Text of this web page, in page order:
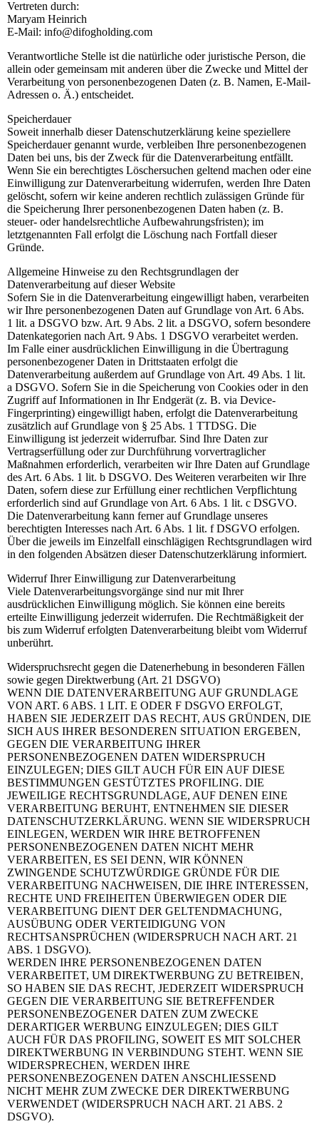
Vertreten durch:
Maryam Heinrich
E-Mail: info@difogholding.com
Verantwortliche Stelle ist die natürliche oder juristische Person, die
allein oder gemeinsam mit anderen über die Zwecke und Mittel der
Verarbeitung von personenbezogenen Daten (z. B. Namen, E-Mail-
Adressen o. Ä.) entscheidet.
Speicherdauer
Soweit innerhalb dieser Datenschutzerklärung keine speziellere
Speicherdauer genannt wurde, verbleiben Ihre personenbezogenen
Daten bei uns, bis der Zweck für die Datenverarbeitung entfällt.
Wenn Sie ein berechtigtes Löschersuchen geltend machen oder eine
Einwilligung zur Datenverarbeitung widerrufen, werden Ihre Daten
gelöscht, sofern wir keine anderen rechtlich zulässigen Gründe für
die Speicherung Ihrer personenbezogenen Daten haben (z. B.
steuer- oder handelsrechtliche Aufbewahrungsfristen); im
letztgenannten Fall erfolgt die Löschung nach Fortfall dieser
Gründe.
Allgemeine Hinweise zu den Rechtsgrundlagen der
Datenverarbeitung auf dieser Website
Sofern Sie in die Datenverarbeitung eingewilligt haben, verarbeiten
wir Ihre personenbezogenen Daten auf Grundlage von Art. 6 Abs.
1 lit. a DSGVO bzw. Art. 9 Abs. 2 lit. a DSGVO, sofern besondere
Datenkategorien nach Art. 9 Abs. 1 DSGVO verarbeitet werden.
Im Falle einer ausdrücklichen Einwilligung in die Übertragung
personenbezogener Daten in Drittstaaten erfolgt die
Datenverarbeitung außerdem auf Grundlage von Art. 49 Abs. 1 lit.
a DSGVO. Sofern Sie in die Speicherung von Cookies oder in den
Zugriff auf Informationen in Ihr Endgerät (z. B. via Device-
Fingerprinting) eingewilligt haben, erfolgt die Datenverarbeitung
zusätzlich auf Grundlage von § 25 Abs. 1 TTDSG. Die
Einwilligung ist jederzeit widerrufbar. Sind Ihre Daten zur
Vertragserfüllung oder zur Durchführung vorvertraglicher
Maßnahmen erforderlich, verarbeiten wir Ihre Daten auf Grundlage
des Art. 6 Abs. 1 lit. b DSGVO. Des Weiteren verarbeiten wir Ihre
Daten, sofern diese zur Erfüllung einer rechtlichen Verpflichtung
erforderlich sind auf Grundlage von Art. 6 Abs. 1 lit. c DSGVO.
Die Datenverarbeitung kann ferner auf Grundlage unseres
berechtigten Interesses nach Art. 6 Abs. 1 lit. f DSGVO erfolgen.
Über die jeweils im Einzelfall einschlägigen Rechtsgrundlagen wird
in den folgenden Absätzen dieser Datenschutzerklärung informiert.
Widerruf Ihrer Einwilligung zur Datenverarbeitung
Viele Datenverarbeitungsvorgänge sind nur mit Ihrer
ausdrücklichen Einwilligung möglich. Sie können eine bereits
erteilte Einwilligung jederzeit widerrufen. Die Rechtmäßigkeit der
bis zum Widerruf erfolgten Datenverarbeitung bleibt vom Widerruf
unberührt.
Widerspruchsrecht gegen die Datenerhebung in besonderen Fällen
sowie gegen Direktwerbung (Art. 21 DSGVO)
WENN DIE DATENVERARBEITUNG AUF GRUNDLAGE
VON ART. 6 ABS. 1 LIT. E ODER F DSGVO ERFOLGT,
HABEN SIE JEDERZEIT DAS RECHT, AUS GRÜNDEN, DIE
SICH AUS IHRER BESONDEREN SITUATION ERGEBEN,
GEGEN DIE VERARBEITUNG IHRER
PERSONENBEZOGENEN DATEN WIDERSPRUCH
EINZULEGEN; DIES GILT AUCH FÜR EIN AUF DIESE
BESTIMMUNGEN GESTÜTZTES PROFILING. DIE
JEWEILIGE RECHTSGRUNDLAGE, AUF DENEN EINE
VERARBEITUNG BERUHT, ENTNEHMEN SIE DIESER
DATENSCHUTZERKLÄRUNG. WENN SIE WIDERSPRUCH
EINLEGEN, WERDEN WIR IHRE BETROFFENEN
PERSONENBEZOGENEN DATEN NICHT MEHR
VERARBEITEN, ES SEI DENN, WIR KÖNNEN
ZWINGENDE SCHUTZWÜRDIGE GRÜNDE FÜR DIE
VERARBEITUNG NACHWEISEN, DIE IHRE INTERESSEN,
RECHTE UND FREIHEITEN ÜBERWIEGEN ODER DIE
VERARBEITUNG DIENT DER GELTENDMACHUNG,
AUSÜBUNG ODER VERTEIDIGUNG VON
RECHTSANSPRÜCHEN (WIDERSPRUCH NACH ART. 21
ABS. 1 DSGVO).
WERDEN IHRE PERSONENBEZOGENEN DATEN
VERARBEITET, UM DIREKTWERBUNG ZU BETREIBEN,
SO HABEN SIE DAS RECHT, JEDERZEIT WIDERSPRUCH
GEGEN DIE VERARBEITUNG SIE BETREFFENDER
PERSONENBEZOGENER DATEN ZUM ZWECKE
DERARTIGER WERBUNG EINZULEGEN; DIES GILT
AUCH FÜR DAS PROFILING, SOWEIT ES MIT SOLCHER
DIREKTWERBUNG IN VERBINDUNG STEHT. WENN SIE
WIDERSPRECHEN, WERDEN IHRE
PERSONENBEZOGENEN DATEN ANSCHLIESSEND
NICHT MEHR ZUM ZWECKE DER DIREKTWERBUNG
VERWENDET (WIDERSPRUCH NACH ART. 21 ABS. 2
DSGVO).